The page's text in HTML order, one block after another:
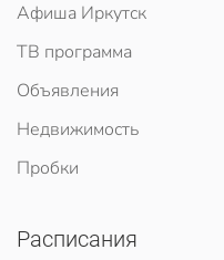
Афиша Иркутск
ТВ программа
Объявления
Недвижимость
Пробки
Расписания